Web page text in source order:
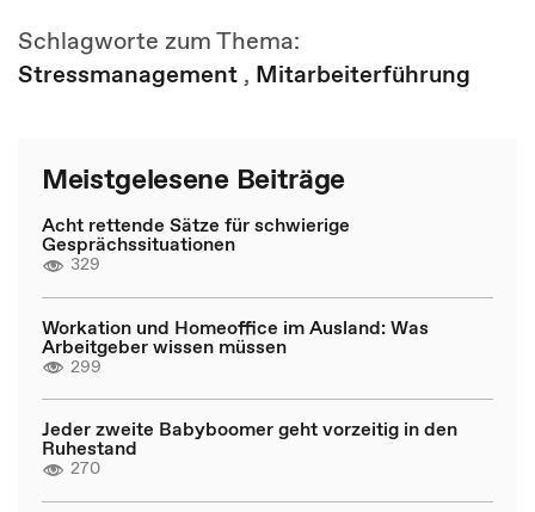
Schlagworte zum Thema:
Stressmanagement , Mitarbeiterführung
Meistgelesene Beiträge
Acht rettende Sätze für schwierige
Gesprächssituationen
329
Workation und Homeoffice im Ausland: Was
Arbeitgeber wissen müssen
299
Jeder zweite Babyboomer geht vorzeitig in den
Ruhestand
270